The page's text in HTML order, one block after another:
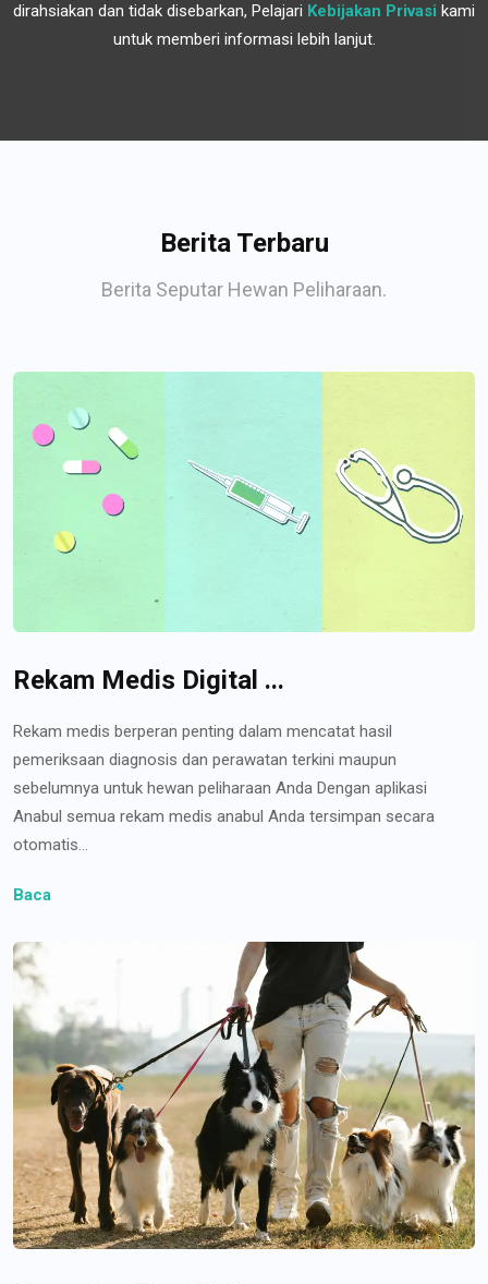
dirahsiakan dan tidak disebarkan, Pelajari Kebijakan Privasi kami
untuk memberi informasi lebih lanjut.
Berita Terbaru
Berita Seputar Hewan Peliharaan.
Rekam Medis Digital ...
Rekam medis berperan penting dalam mencatat hasil
pemeriksaan diagnosis dan perawatan terkini maupun
sebelumnya untuk hewan peliharaan Anda Dengan aplikasi
Anabul semua rekam medis anabul Anda tersimpan secara
otomatis...
Baca